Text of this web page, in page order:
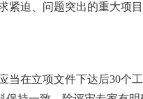
紧迫、问题突出的重大项
当在立项文件下达后30个